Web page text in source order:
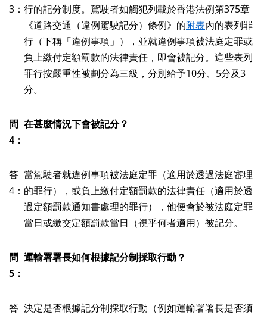
3： 行的記分制度。駕駛者如觸犯列載於香港法例第375章
《道路交通（違例駕駛記分）條例》的附表內的表列罪
行（下稱「違例事項」），並就違例事項被法庭定罪或
負上繳付定額罰款的法律責任，即會被記分。這些表列
罪行按嚴重性被劃分為三級，分別給予10分、5分及3
分。
問
4：
在甚麼情況下會被記分？
答
4：
當駕駛者就違例事項被法庭定罪（適用於透過法庭審理
的罪行），或負上繳付定額罰款的法律責任（適用於透
過定額罰款通知書處理的罪行），他便會於被法庭定罪
當日或繳交定額罰款當日（視乎何者適用）被記分。
問
5：
運輸署署長如何根據記分制採取行動？
答 決定是否根據記分制採取行動（例如運輸署署長是否須